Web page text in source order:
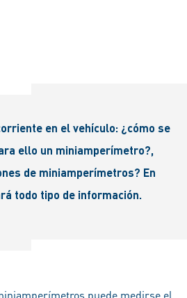
en el vehículo: ¿cómo se
ello un miniamperímetro?,
de miniamperímetros? En
todo tipo de información.
puede medirse el